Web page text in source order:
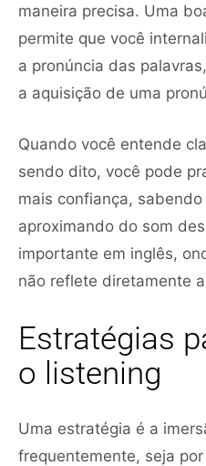
maneira precisa. Uma
permite que você
a pronúncia das
a aquisição de uma
Quando você entende
sendo dito, você pode
mais confiança,
aproximando do som
importante em inglês,
não reflete diretamente
Estratégias
o listening
Uma estratégia é a
frequentemente, seja